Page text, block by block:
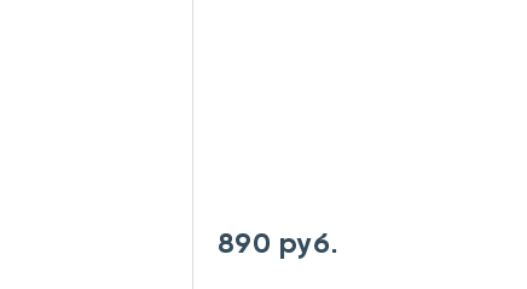
890 руб.